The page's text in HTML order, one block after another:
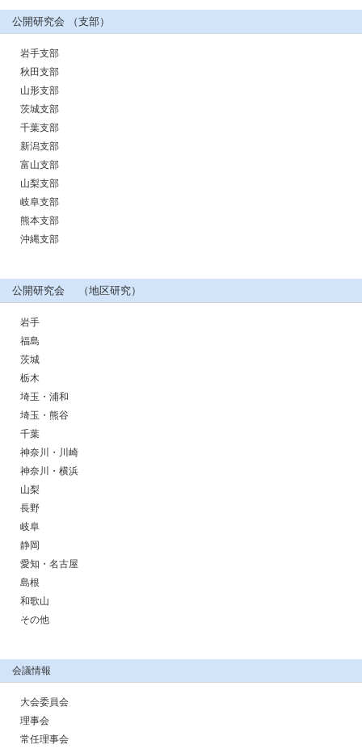
公開研究会 （支部）
岩手支部
秋田支部
山形支部
茨城支部
千葉支部
新潟支部
富山支部
山梨支部
岐阜支部
熊本支部
沖縄支部
公開研究会 （地区研究）
岩手
福島
茨城
栃木
埼玉・浦和
埼玉・熊谷
千葉
神奈川・川崎
神奈川・横浜
山梨
長野
岐阜
静岡
愛知・名古屋
島根
和歌山
その他
会議情報
大会委員会
理事会
常任理事会